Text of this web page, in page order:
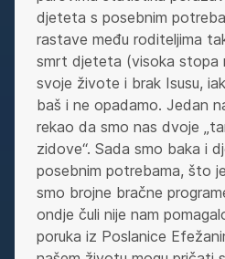
djeteta s posebnim
rastave među roditeljima
smrt djeteta (visoka stopa
svoje živote i brak Isusu,
baš i ne opadamo. Jedan
rekao da smo nas dvoje
zidove“. Sada smo baka i
posebnim potrebama, što
smo brojne bračne
ondje čuli nije nam
poruka iz Poslanice